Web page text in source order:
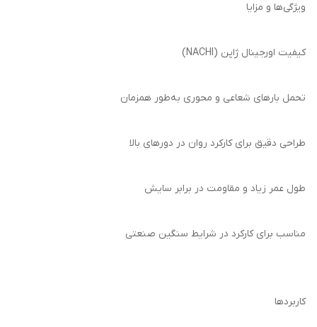
ویژگی‌ها و مزایا
کیفیت اورجینال ژاپن (NACHI)
تحمل بارهای شعاعی و محوری به‌طور همزمان
طراحی دقیق برای کارکرد روان در دورهای بالا
طول عمر زیاد و مقاومت در برابر سایش
مناسب برای کارکرد در شرایط سنگین صنعتی
کاربردها